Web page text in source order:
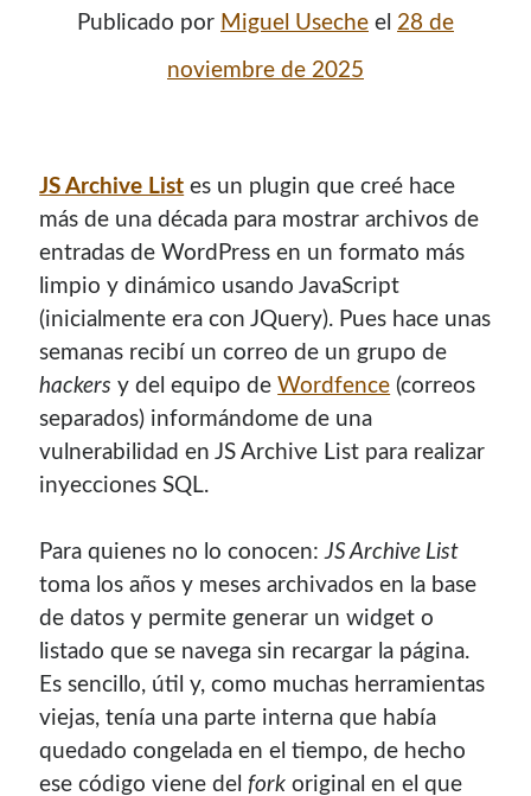
Publicado por Miguel Useche el 28 de
noviembre de 2025
JS Archive List es un plugin que creé hace
más de una década para mostrar archivos de
entradas de WordPress en un formato más
limpio y dinámico usando JavaScript
(inicialmente era con JQuery). Pues hace unas
semanas recibí un correo de un grupo de
hackers y del equipo deWordfence (correos
separados) informándome de una
vulnerabilidad en JS Archive List para realizar
inyecciones SQL.
Para quienes no lo conocen:JS Archive List
toma los años y meses archivados en la base
de datos y permite generar un widget o
listado que se navega sin recargar la página.
Es sencillo, útil y, como muchas herramientas
viejas, tenía una parte interna que había
quedado congelada en el tiempo, de hecho
ese código viene delfork original en el que